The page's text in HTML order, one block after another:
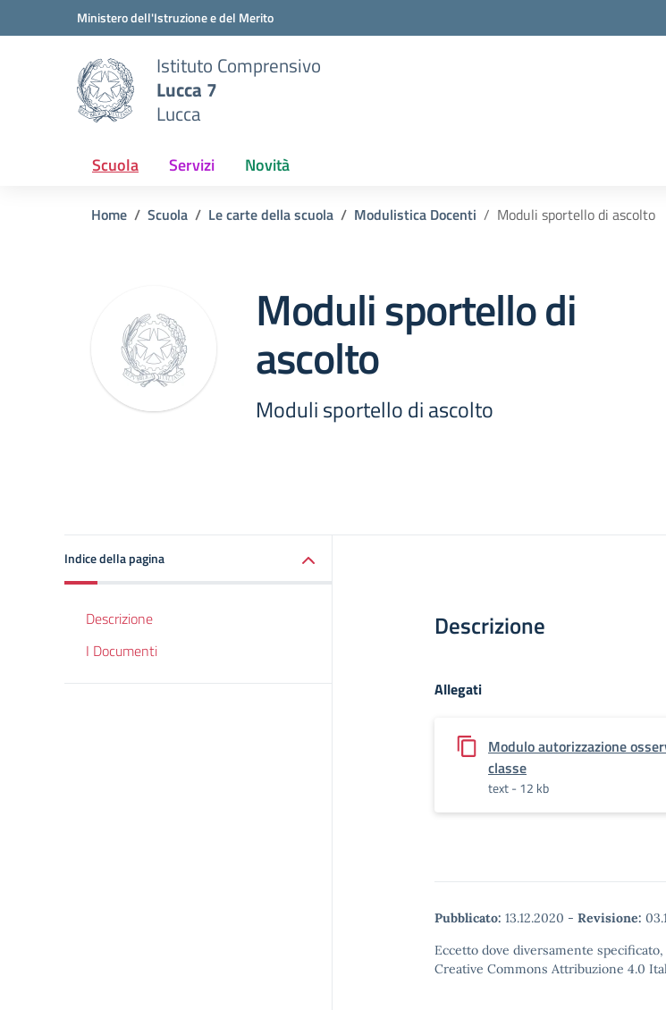
Vai ai contenuti
Vai al menu di navigazioneMinistero dell'Istruzione e del Merito
Istituto Comprensivo
Lucca 7
Lucca
Scuola Servizi Novità
Home Scuola Le carte della scuola Modulistica Docenti Moduli sportello di ascolto
Moduli sportello di
ascolto
Moduli sportello di ascolto
Indice della pagina
Descrizione
I Documenti
Descrizione
Allegati
Modulo autorizzazione
classe
text - 12 kb
Pubblicato: 13.12.2020 - Revisione:
Eccetto dove diversamente
Creative Commons Attribuzione 4.0